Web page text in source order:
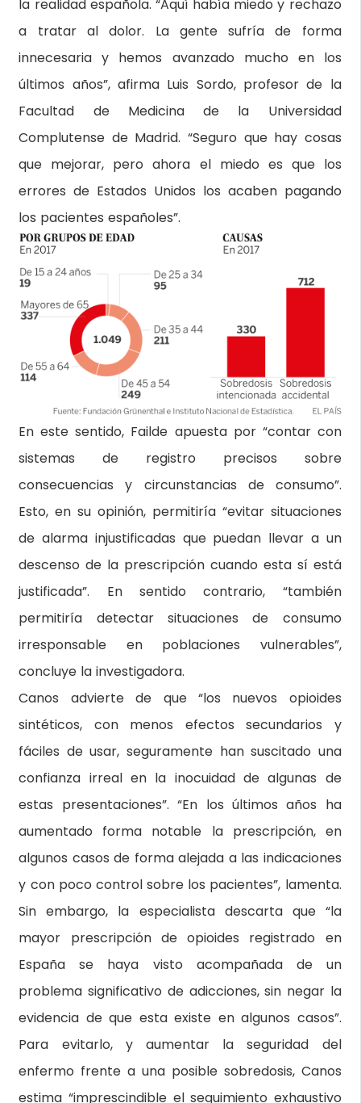
la realidad española. “Aquí había miedo y rechazo
a tratar al dolor. La gente sufría de forma
innecesaria y hemos avanzado mucho en los
últimos años”, afirma Luis Sordo, profesor de la
Facultad de Medicina de la Universidad
Complutense de Madrid. “Seguro que hay cosas
que mejorar, pero ahora el miedo es que los
errores de Estados Unidos los acaben pagando
los pacientes españoles”.
En este sentido, Failde apuesta por “contar con
sistemas de registro precisos sobre
consecuencias y circunstancias de consumo”.
Esto, en su opinión, permitiría “evitar situaciones
de alarma injustificadas que puedan llevar a un
descenso de la prescripción cuando esta sí está
justificada”. En sentido contrario, “también
permitiría detectar situaciones de consumo
irresponsable en poblaciones vulnerables”,
concluye la investigadora.
Canos advierte de que “los nuevos opioides
sintéticos, con menos efectos secundarios y
fáciles de usar, seguramente han suscitado una
confianza irreal en la inocuidad de algunas de
estas presentaciones”. “En los últimos años ha
aumentado forma notable la prescripción, en
algunos casos de forma alejada a las indicaciones
y con poco control sobre los pacientes”, lamenta.
Sin embargo, la especialista descarta que “la
mayor prescripción de opioides registrado en
España se haya visto acompañada de un
problema significativo de adicciones, sin negar la
evidencia de que esta existe en algunos casos”.
Para evitarlo, y aumentar la seguridad del
enfermo frente a una posible sobredosis, Canos
estima “imprescindible el seguimiento exhaustivo